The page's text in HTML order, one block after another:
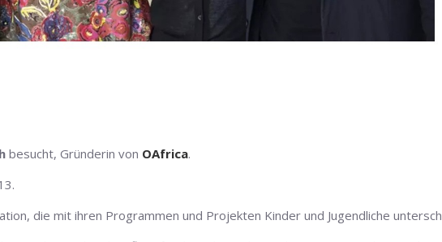
besucht, Gründerin von OAfrica.
die mit ihren Programmen und Projekten Kinder und Jugendliche